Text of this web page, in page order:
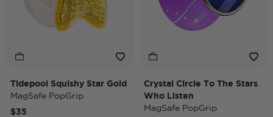
Tidepool Squishy Star Gold
MagSafe PopGrip
$35
Crystal Circle To The Stars
Who Listen
MagSafe PopGrip